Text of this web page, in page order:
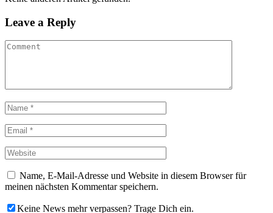
Leave a Reply
Name, E-Mail-Adresse und Website in diesem Browser für
meinen nächsten Kommentar speichern.
Keine News mehr verpassen? Trage Dich ein.